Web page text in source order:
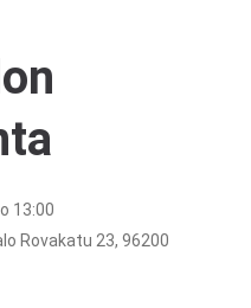
13:00
Rovakatu 23, 96200